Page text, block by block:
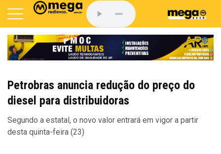
Petrobras anuncia redução do preço do
diesel para distribuidoras
Segundo a estatal, o novo valor entrará em vigor a partir
desta quinta-feira (23)